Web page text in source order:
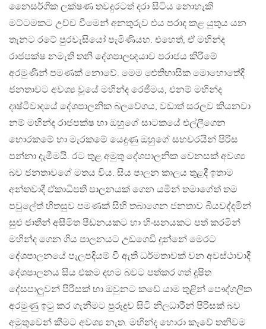
නෛසර්ගික ලක්ෂණ තවදුරටත් දරා සිටිය නොහැකි
මට්ටමකට උච්ච වීමෙන් අනතුරුව එය පරාද කළ යුතුය යන
තැනට රටේ පුරවැසියෝ පැමිණියහ. එහෙත්, ඒ මහින්ද
රාජපක්ෂ නමැති තනි දේශපාලඥයාව පරාජය කිරීමේ
අරමුණින් පමණක් නොවේ. මෙම ඓතිහාසික මොහොතේදී
ජනතාවට අවශ්‍ය වූයේ මහින්ද රෙජීමය, එනම් මහින්ද
දෘෂ්ටිවාදයේ දේශපාලනික බලවේගය, වඩාත් සරලව කියනවා
නම් මහින්ද රාජපක්ෂ හා ඔහුගේ සාටකයේ එල්ලීගෙන
හොරකමේ හා මැරකමේ යෙදුණු ඔහුගේ සහචරයින් පිරිස
පන්නා දැමීමයි. රට තුළ අමුතු දේශපාලනික වෙනසක් අවශ්‍ය
බව ජනතාවගේ මතය විය. සිය පාලන කාලය තුළදී ඉතාම
අන්තවාදී ඒකාධිපති පාලනයක් ගෙන යමින් තමාගේත් තම
පවුලේත් හිතසුව පමණක් සිහි තබාගෙන ජනතාව බියවද්දමින්
සුළු ජාතීන් අසීමිත පීඩනයකට හා හිංසනයකට පත් කරමින්
මහින්ද ගෙන ගිය පාලනයට උඩගෙඩි දුන්නේ මෙරට
දේශපාලනයේ පැලපදියම් වී ඇති ධර්මතාවක් වන අවස්ථාවාදී
දේශපාලනය සිය එකම දහම බවට පත්කර ගත් දූෂිත
දේසපාලුවන් පිරිසක් හා ඔවුනට කඩේ යාම තුළින් පෞද්ගලික
අරමුණු ඉටු කර ගැනීමට පුරුදුව සිටි නිලධාරීන් පිරිසක් බව
අමුතුවෙන් කීමට අවශ්‍ය නැත. මහින්ද හොරා කෑවේ තනිවම